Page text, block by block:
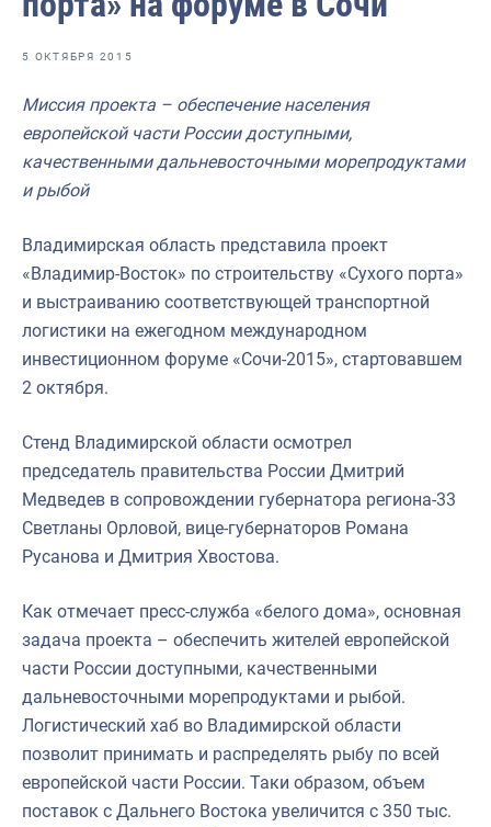
Отраслевые СМИ
Выставки и конференции
Научно-практическая литература
Рыбоохрана России
Отрасль в цифрах
Большая африканская экспедиция
Укрепление духовно-нравственных ценностей
5 ОКТЯБРЯ 2015
Миссия проекта – обеспечение населения
европейской части России доступными,
качественными дальневосточными морепродуктами
и рыбой
Владимирская область представила проект
«Владимир-Восток» по строительству «Сухого порта»
и выстраиванию соответствующей транспортной
логистики на ежегодном международном
инвестиционном форуме «Сочи-2015», стартовавшем
2 октября.
Стенд Владимирской области осмотрел
председатель правительства России Дмитрий
Медведев в сопровождении губернатора региона-33
Светланы Орловой, вице-губернаторов Романа
Русанова и Дмитрия Хвостова.
Как отмечает пресс-служба «белого дома», основная
задача проекта – обеспечить жителей европейской
части России доступными, качественными
дальневосточными морепродуктами и рыбой.
Логистический хаб во Владимирской области
позволит принимать и распределять рыбу по всей
европейской части России. Таки образом, объем
поставок с Дальнего Востока увеличится с 350 тыс.